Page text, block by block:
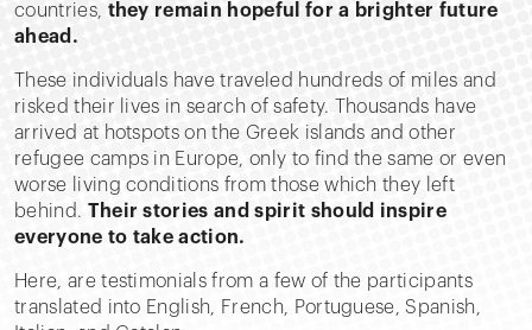
countries, they remain hopeful for a brighter future
ahead.
These individuals have traveled hundreds of miles and
risked their lives in search of safety. Thousands have
arrived at hotspots on the Greek islands and other
refugee camps in Europe, only to find the same or even
worse living conditions from those which they left
behind. Their stories and spirit should inspire
everyone to take action.
Here, are testimonials from a few of the participants
translated into English, French, Portuguese, Spanish,